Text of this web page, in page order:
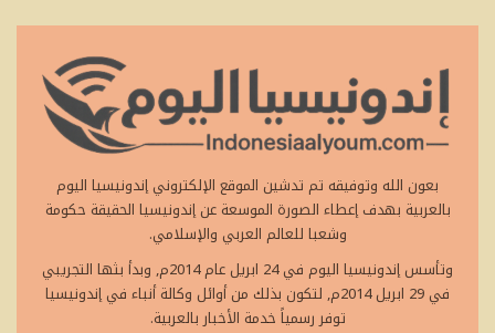
بعون الله وتوفيقه تم تدشين الموقع الإلكتروني إندونيسيا اليوم
بالعربية بهدف إعطاء الصورة الموسعة عن إندونيسيا الحقيقة حكومة
وشعبا للعالم العربي والإسلامي.
وتأسس إندونيسيا اليوم في 24 ابريل عام 2014م, وبدأ بثها التجريبي
في 29 ابريل 2014م, لتكون بذلك من أوائل وكالة أنباء في إندونيسيا
توفر رسمياً خدمة الأخبار بالعربية.